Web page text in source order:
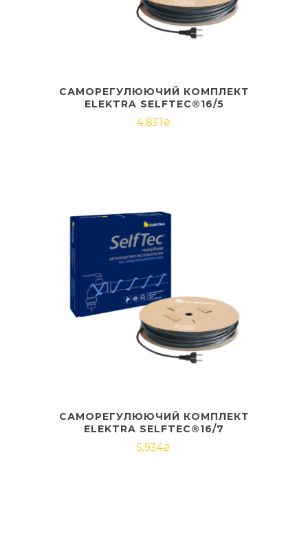
САМОРЕГУЛЮЮЧИЙ КОМПЛЕКТ
ELEKTRA SELFTEC®16/5
4,831₴
САМОРЕГУЛЮЮЧИЙ КОМПЛЕКТ
ELEKTRA SELFTEC®16/7
5,934₴